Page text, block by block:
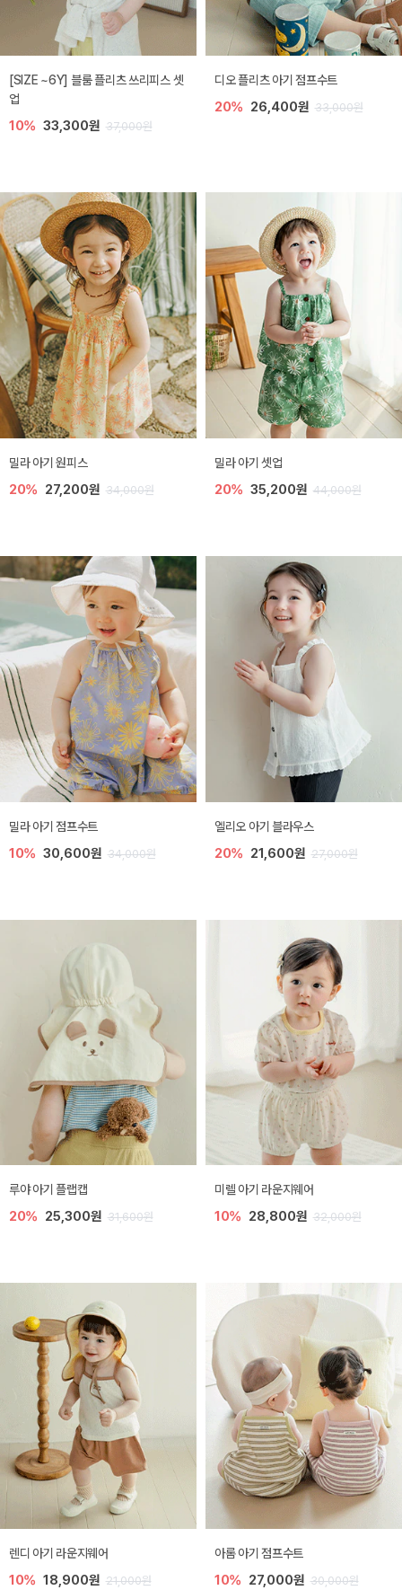
[SIZE ~6Y] 블룸 플리츠 쓰리피스 셋
업
10% 33,300원 37,000원
디오 플리츠 아기 점프수트
20% 26,400원 33,000원
밀라 아기 원피스
20% 27,200원 34,000원
밀라 아기 셋업
20% 35,200원 44,000원
밀라 아기 점프수트
10% 30,600원 34,000원
엘리오 아기 블라우스
20% 21,600원 27,000원
루야 아기 플랩캡
20% 25,300원 31,600원
미렐 아기 라운지웨어
10% 28,800원 32,000원
렌디 아기 라운지웨어
10% 18,900원 21,000원
아롬 아기 점프수트
10% 27,000원 30,000원